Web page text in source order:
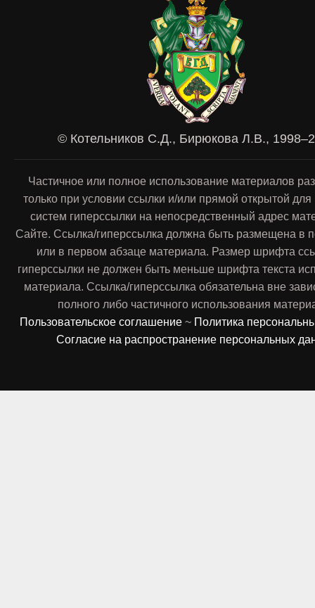
© Котельников С.Д., Бирюкова Л.В.,
Частичное или полное использование материалов
только при условии ссылки и/или прямой открытой
систем гиперссылки на непосредственный адрес
Сайте. Ссылка/гиперссылка должна быть размещена в
или в первом абзаце материала. Размер шрифта
гиперссылки не должен быть меньше шрифта текста
материала. Ссылка/гиперссылка обязательна вне
полного либо частичного использования
Пользовательское соглашение ~ Политика
Согласие на распространение персональных